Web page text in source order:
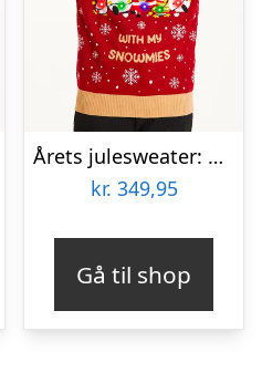
Årets julesweater: Walking Around With My Snowmies LED – dame / kvinder. Ugly Christmas Sweater lavet i Danmark
kr. 349,95
Gå til shop